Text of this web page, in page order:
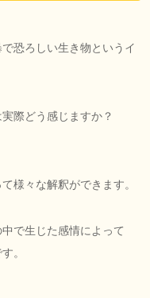
恐ろしい生き物というイ
際どう感じますか？
様々な解釈ができます。
で生じた感情によって
。